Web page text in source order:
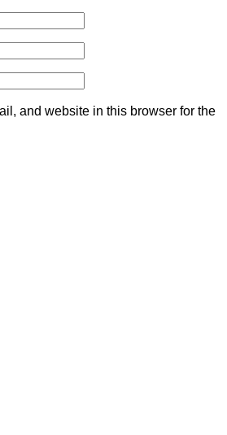
and website in this browser for the